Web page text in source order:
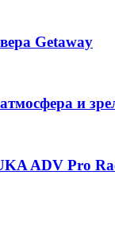
Getaway
и
ADV Pro